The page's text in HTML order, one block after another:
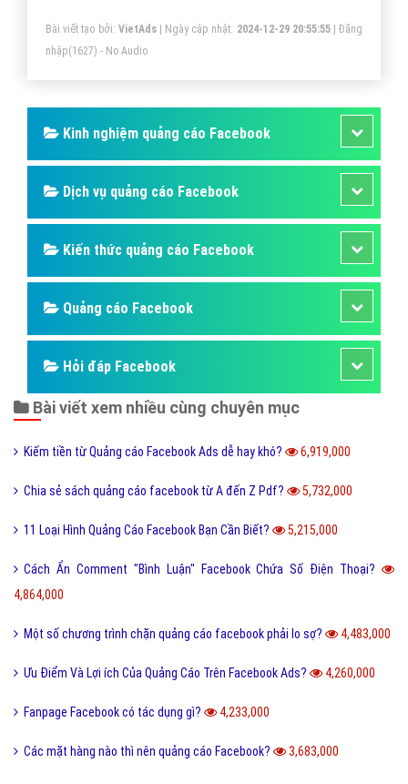
Bài viết tạo bởi: VietAds| Ngày cập nhật: 2024-12-29 20:55:55|Đăng
nhập(1627) - No Audio
Kinh nghiệm quảng cáo Facebook
Dịch vụ quảng cáo Facebook
Kiến thức quảng cáo Facebook
Quảng cáo Facebook
Hỏi đáp Facebook
Bài viết xem nhiều cùng chuyên mục
Kiếm tiền từ Quảng cáo Facebook Ads dễ hay khó? 6,919,000
Chia sẻ sách quảng cáo facebook từ A đến Z Pdf? 5,732,000
11 Loại Hình Quảng Cáo Facebook Bạn Cần Biết? 5,215,000
Cách Ẩn Comment "Bình Luận" Facebook Chứa Số Điện Thoại?
4,864,000
Một số chương trình chặn quảng cáo facebook phải lo sợ? 4,483,000
Ưu Điểm Và Lợi ích Của Quảng Cáo Trên Facebook Ads? 4,260,000
Fanpage Facebook có tác dụng gì? 4,233,000
Các mặt hàng nào thì nên quảng cáo Facebook? 3,683,000